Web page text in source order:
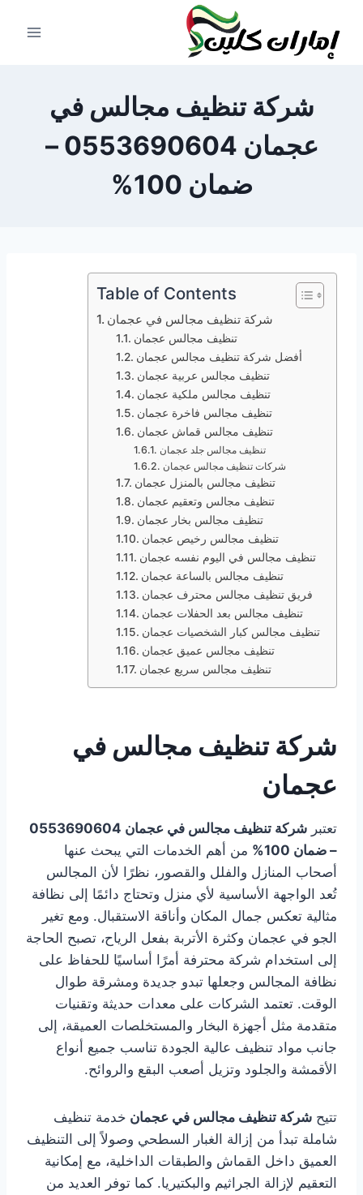
المحتوى
شركة تنظيف مجالس في
عجمان 0553690604 –
ضمان 100%
Table of Contents
شركة تنظيف مجالس في عجمان
تنظيف مجالس عجمان
أفضل شركة تنظيف مجالس عجمان
تنظيف مجالس عربية عجمان
تنظيف مجالس ملكية عجمان
تنظيف مجالس فاخرة عجمان
تنظيف مجالس قماش عجمان
تنظيف مجالس جلد عجمان
شركات تنظيف مجالس عجمان
تنظيف مجالس بالمنزل عجمان
تنظيف مجالس وتعقيم عجمان
تنظيف مجالس بخار عجمان
تنظيف مجالس رخيص عجمان
تنظيف مجالس في اليوم نفسه عجمان
تنظيف مجالس بالساعة عجمان
فريق تنظيف مجالس محترف عجمان
تنظيف مجالس بعد الحفلات عجمان
تنظيف مجالس كبار الشخصيات عجمان
تنظيف مجالس عميق عجمان
تنظيف مجالس سريع عجمان
شركة تنظيف مجالس في
عجمان
تعتبر
شركة تنظيف مجالس في عجمان 0553690604
– ضمان 100%
من أهم الخدمات التي يبحث عنها
أصحاب المنازل والفلل والقصور، نظرًا لأن المجالس
تُعد الواجهة الأساسية لأي منزل وتحتاج دائمًا إلى نظافة
مثالية تعكس جمال المكان وأناقة الاستقبال. ومع تغير
الجو في عجمان وكثرة الأتربة بفعل الرياح، تصبح الحاجة
إلى استخدام شركة محترفة أمرًا أساسيًا للحفاظ على
نظافة المجالس وجعلها تبدو جديدة ومشرقة طوال
الوقت. تعتمد الشركات على معدات حديثة وتقنيات
متقدمة مثل أجهزة البخار والمستخلصات العميقة، إلى
جانب مواد تنظيف عالية الجودة تناسب جميع أنواع
الأقمشة والجلود وتزيل أصعب البقع والروائح.
تتيح شركة تنظيف مجالس في عجمان خدمة تنظيف
شاملة تبدأ من إزالة الغبار السطحي وصولاً إلى التنظيف
العميق داخل القماش والطبقات الداخلية، مع إمكانية
التعقيم لإزالة الجراثيم والبكتيريا. كما توفر العديد من